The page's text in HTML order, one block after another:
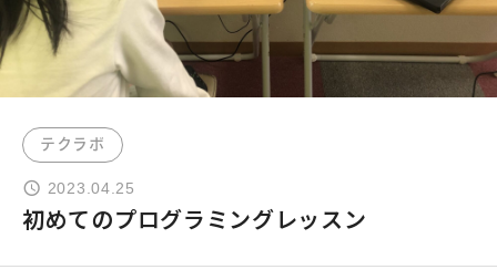
アクセス
お問い合わせ
テクラボ
2023.04.25
初めてのプログラミングレッスン